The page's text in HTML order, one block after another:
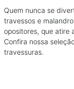
Quem nunca se
travessos e
opositores, que atire
Confira nossa
travessuras.